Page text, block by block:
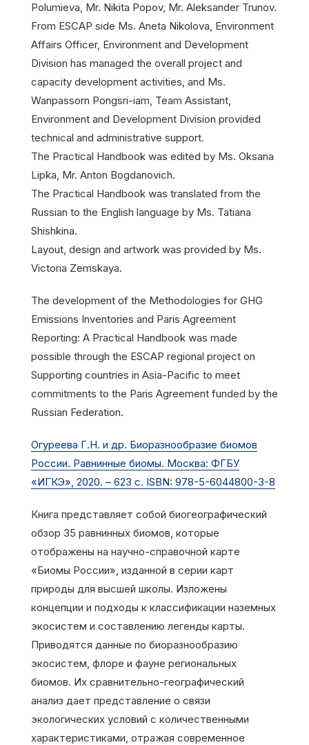
Polumieva, Mr. Nikita Popov, Mr. Aleksander Trunov.
From ESCAP side Ms. Aneta Nikolova, Environment
Affairs Officer, Environment and Development
Division has managed the overall project and
capacity development activities, and Ms.
Wanpassorn Pongsri-iam, Team Assistant,
Environment and Development Division provided
technical and administrative support.
The Practical Handbook was edited by Ms. Oksana
Lipka, Mr. Anton Bogdanovich.
The Practical Handbook was translated from the
Russian to the English language by Ms. Tatiana
Shishkina.
Layout, design and artwork was provided by Ms.
Victoria Zemskaya.
The development of the Methodologies for GHG
Emissions Inventories and Paris Agreement
Reporting: A Practical Handbook was made
possible through the ESCAP regional project on
Supporting countries in Asia-Pacific to meet
commitments to the Paris Agreement funded by the
Russian Federation.
Огуреева Г.Н. и др. Биоразнообразие биомов
России. Равнинные биомы. Москва: ФГБУ
«ИГКЭ», 2020. – 623 с. ISBN: 978-5-6044800-3-8
Книга представляет собой биогеографический
обзор 35 равнинных биомов, которые
отображены на научно-справочной карте
«Биомы России», изданной в серии карт
природы для высшей школы. Изложены
концепции и подходы к классификации наземных
экосистем и составлению легенды карты.
Приводятся данные по биоразнообразию
экосистем, флоре и фауне региональных
биомов. Их сравнительно-географический
анализ дает представление о связи
экологических условий с количественными
характеристиками, отражая современное